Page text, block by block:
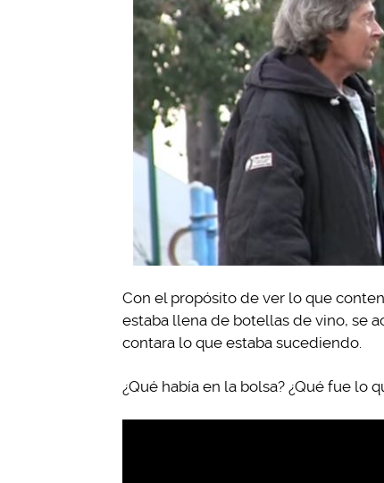
Con el propósito de ver lo que
estaba llena de botellas de vino, se
contara lo que estaba sucediendo.
¿Qué había en la bolsa? ¿Qué fue lo